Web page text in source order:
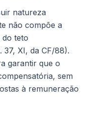
natureza
não compõe a
do teto
XI, da CF/88).
garantir que o
sem
à remuneração